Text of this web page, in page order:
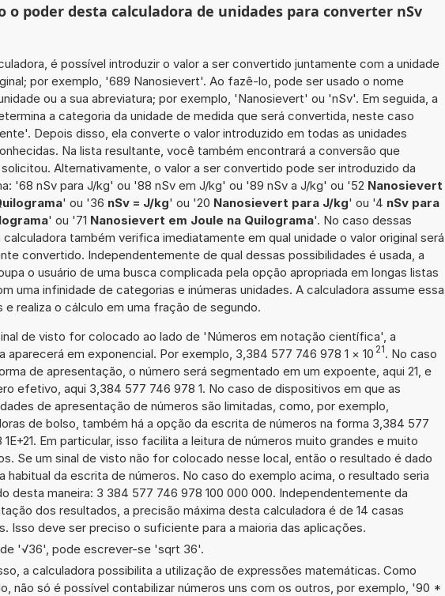
o poder desta calculadora de unidades para converter nSv
é possível introduzir o valor a ser convertido juntamente com a unidade
por exemplo, '689 Nanosievert'. Ao fazê-lo, pode ser usado o nome
ou a sua abreviatura; por exemplo, 'Nanosievert' ou 'nSv'. Em seguida, a
a categoria da unidade de medida que será convertida, neste caso
Depois disso, ela converte o valor introduzido em todas as unidades
Na lista resultante, você também encontrará a conversão que
Alternativamente, o valor a ser convertido pode ser introduzido da
'68 nSv para J/kg' ou '88 nSv em J/kg' ou '89 nSv a J/kg' ou '52 Nanosievert
' ou '36 nSv = J/kg' ou '20 Nanosievert para J/kg' ou '4 nSv para
' ou '71 Nanosievert em Joule na Quilograma'. No caso dessas
calculadora também verifica imediatamente em qual unidade o valor original será
convertido. Independentemente de qual dessas possibilidades é usada, a
o usuário de uma busca complicada pela opção apropriada em longas listas
uma infinidade de categorias e inúmeras unidades. A calculadora assume essa
e realiza o cálculo em uma fração de segundo.
de visto for colocado ao lado de 'Números em notação científica', a
aparecerá em exponencial. Por exemplo, 3,384 577 746 978 1 × 10 21. No caso
de apresentação, o número será segmentado em um expoente, aqui 21, e
efetivo, aqui 3,384 577 746 978 1. No caso de dispositivos em que as
de apresentação de números são limitadas, como, por exemplo,
de bolso, também há a opção da escrita de números na forma 3,384 577
1E+21. Em particular, isso facilita a leitura de números muito grandes e muito
Se um sinal de visto não for colocado nesse local, então o resultado é dado
habitual da escrita de números. No caso do exemplo acima, o resultado seria
desta maneira: 3 384 577 746 978 100 000 000. Independentemente da
dos resultados, a precisão máxima desta calculadora é de 14 casas
Isso deve ser preciso o suficiente para a maioria das aplicações.
'√36', pode escrever-se 'sqrt 36'.
a calculadora possibilita a utilização de expressões matemáticas. Como
não só é possível contabilizar números uns com os outros, por exemplo, '90 *